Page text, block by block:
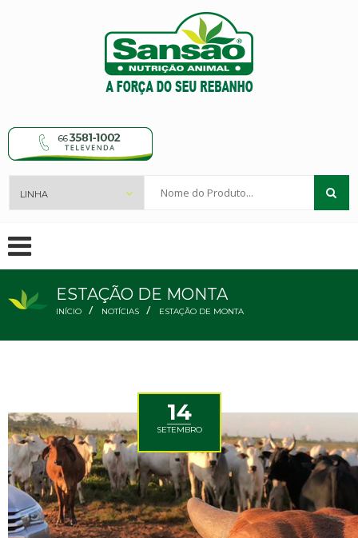
Produto...
ESTAÇÃO DE MONTA
INÍCIO / NOTÍCIAS / ESTAÇÃO DE MONTA
14
SETEMBRO